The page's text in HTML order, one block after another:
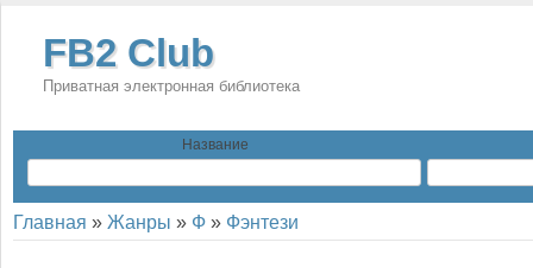
FB2 Club
Приватная электронная библиотека
Название
Главная » Жанры » Ф » Фэнтези